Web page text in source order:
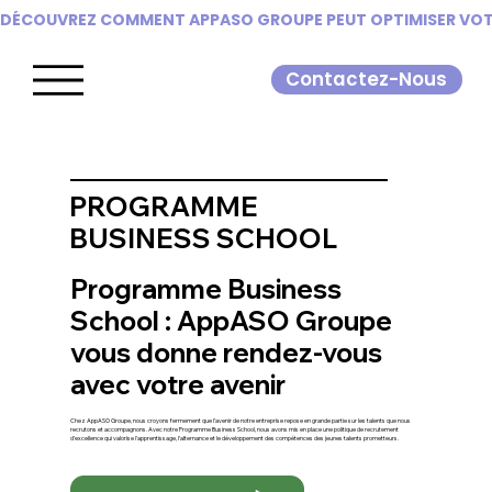
Contactez-Nous
DÉCOUVREZ COMMENT APPASO GROUPE PEUT OPTIMISER
PROGRAMME
BUSINESS SCHOOL
Programme Business
School : AppASO Groupe
vous donne rendez-vous
avec votre avenir
Chez AppASO Groupe, nous croyons fermement que l’avenir de notre entreprise repose en grande partie sur les talents que nous
recrutons et accompagnons. Avec notre Programme Business School, nous avons mis en place une politique de recrutement
d’excellence qui valorise l’apprentissage, l’alternance et le développement des compétences des jeunes talents prometteurs.